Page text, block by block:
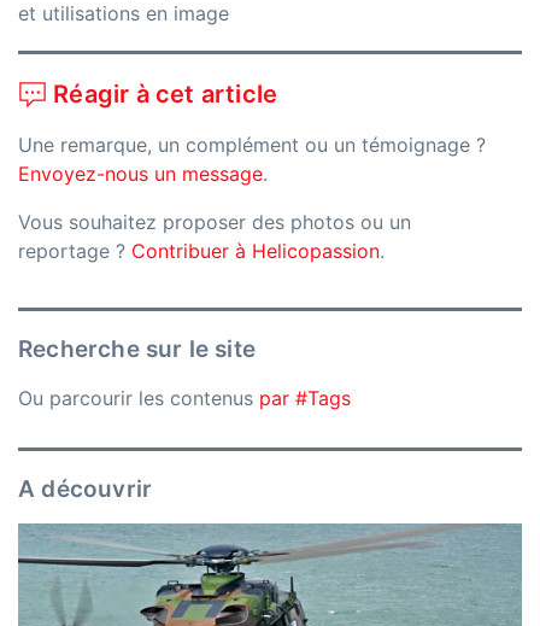
et utilisations en image
Réagir à cet article
Une remarque, un complément ou un témoignage ?
Envoyez-nous un message.
Vous souhaitez proposer des photos ou un
reportage ? Contribuer à Helicopassion.
Recherche sur le site
Ou parcourir les contenus par #Tags
A découvrir